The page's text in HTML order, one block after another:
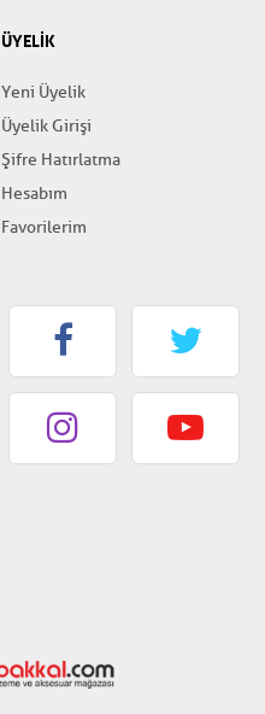
ÜYELİK
Yeni Üyelik
Üyelik Girişi
Şifre Hatırlatma
Hesabım
Favorilerim